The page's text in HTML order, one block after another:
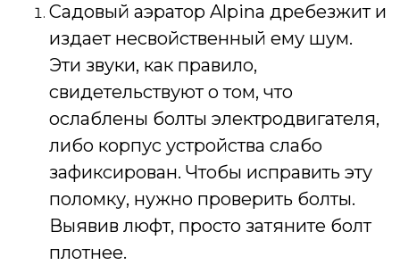
Садовый аэратор Alpina дребезжит и
издает несвойственный ему шум.
Эти звуки, как правило,
свидетельствуют о том, что
ослаблены болты электродвигателя,
либо корпус устройства слабо
зафиксирован. Чтобы исправить эту
поломку, нужно проверить болты.
Выявив люфт, просто затяните болт
плотнее.